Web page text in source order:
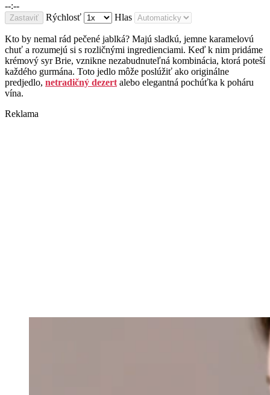
--:--
Zastaviť Rýchlosť Hlas
Kto by nemal rád pečené jablká? Majú sladkú, jemne karamelovú
chuť a rozumejú si s rozličnými ingredienciami. Keď k nim pridáme
krémový syr Brie, vznikne nezabudnuteľná kombinácia, ktorá poteší
každého gurmána. Toto jedlo môže poslúžiť ako originálne
predjedlo, netradičný dezertalebo elegantná pochúťka k poháru
vína.
Reklama